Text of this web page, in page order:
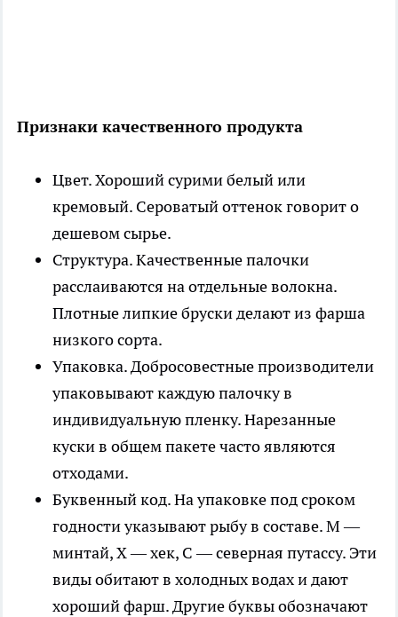
Признаки качественного продукта
Цвет. Хороший сурими белый или
кремовый. Сероватый оттенок говорит о
дешевом сырье.
Структура. Качественные палочки
расслаиваются на отдельные волокна.
Плотные липкие бруски делают из фарша
низкого сорта.
Упаковка. Добросовестные производители
упаковывают каждую палочку в
индивидуальную пленку. Нарезанные
куски в общем пакете часто являются
отходами.
Буквенный код. На упаковке под сроком
годности указывают рыбу в составе. М —
минтай, Х — хек, С — северная путассу. Эти
виды обитают в холодных водах и дают
хороший фарш. Другие буквы обозначают